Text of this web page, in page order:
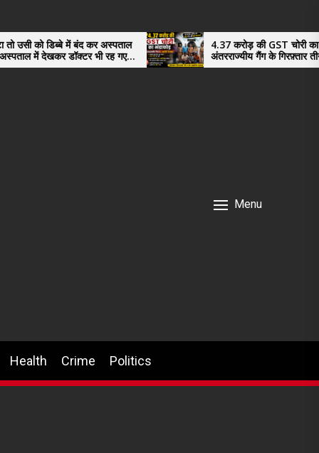
में बंद कर अस्पताल
भी रह गए
4.37 करोड़ की GST चोरी का भंडाफोड़,
अंतरराज्यीय गैंग के गिरफ़्तार तीनो आरोपी ऊधमसिंह
नगर के, साइबर ठगी छोड़ अपनाया नया तरी
Menu
Health Crime Politics